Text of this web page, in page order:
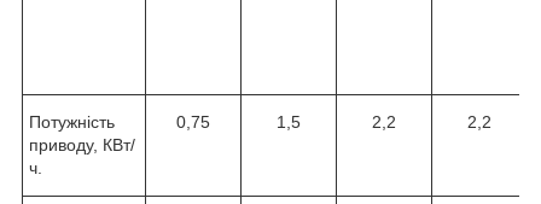
Потужність
приводу, КВт/
ч.
0,75 1,5 2,2 2,2